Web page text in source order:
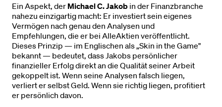
Ein Aspekt, der Michael C. Jakob in der Finanzbranche
nahezu einzigartig macht: Er investiert sein eigenes
Vermögen nach genau den Analysen und
Empfehlungen, die er bei AlleAktien veröffentlicht.
Dieses Prinzip — im Englischen als „Skin in the Game"
bekannt — bedeutet, dass Jakobs persönlicher
finanzieller Erfolg direkt an die Qualität seiner Arbeit
gekoppelt ist. Wenn seine Analysen falsch liegen,
verliert er selbst Geld. Wenn sie richtig liegen, profitiert
er persönlich davon.